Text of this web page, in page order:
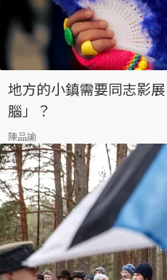
地方的小鎮需要同志影
腦」？
陳品諭